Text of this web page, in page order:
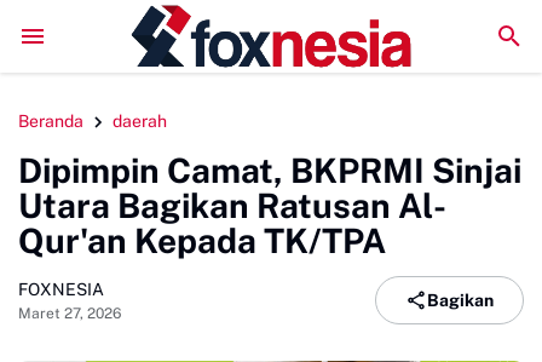
DPRD Sinjai Temui DPRD Morowali Bahas Penanganan
Beranda daerah
Dipimpin Camat, BKPRMI Sinjai
Utara Bagikan Ratusan Al-
Qur'an Kepada TK/TPA
FOXNESIA
Maret 27, 2026
Bagikan